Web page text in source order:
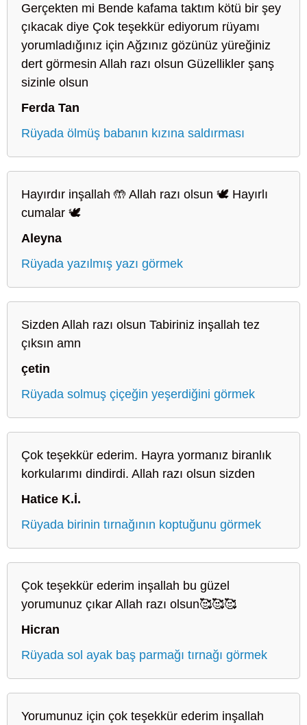
Gerçekten mi Bende kafama taktım kötü bir şey
çıkacak diye Çok teşekkür ediyorum rüyamı
yorumladığınız için Ağzınız gözünüz yüreğiniz
dert görmesin Allah razı olsun Güzellikler şanş
sizinle olsun
Ferda Tan
Rüyada ölmüş babanın kızına saldırması
Hayırdır inşallah 🤲 Allah razı olsun 🕊️ Hayırlı
cumalar 🕊️
Aleyna
Rüyada yazılmış yazı görmek
Sizden Allah razı olsun Tabiriniz inşallah tez
çıksın amn
çetin
Rüyada solmuş çiçeğin yeşerdiğini görmek
Çok teşekkür ederim. Hayra yormanız biranlık
korkularımı dindirdi. Allah razı olsun sizden
Hatice K.İ.
Rüyada birinin tırnağının koptuğunu görmek
Çok teşekkür ederim inşallah bu güzel
yorumunuz çıkar Allah razı olsun🥰🥰🥰
Hicran
Rüyada sol ayak baş parmağı tırnağı görmek
Yorumunuz için çok teşekkür ederim inşallah